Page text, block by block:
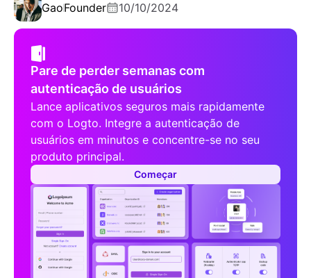
GaoFounder 10/10/2024
Pare de perder semanas com
autenticação de usuários
Lance aplicativos seguros mais rapidamente
com o Logto. Integre a autenticação de
usuários em minutos e concentre-se no seu
produto principal.
Começar